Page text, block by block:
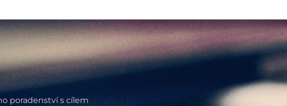
poradenství s cílem